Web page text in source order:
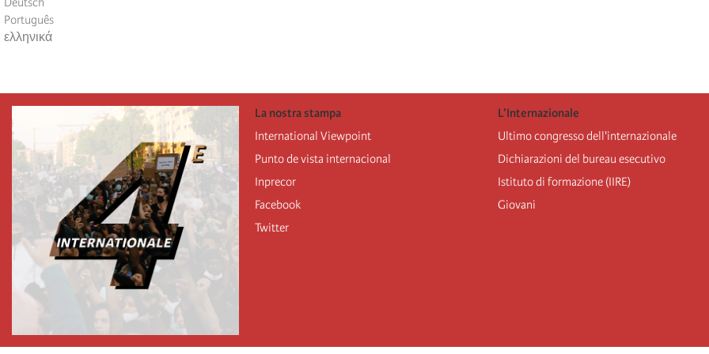
Português
ελληνικά
La nostra stampa
International Viewpoint
Punto de vista internacional
Inprecor
Facebook
Twitter
L’Internazionale
Ultimo congresso dell'internazionale
Dichiarazioni del bureau esecutivo
Istituto di formazione (IIRE)
Giovani